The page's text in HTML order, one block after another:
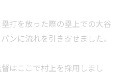
打を放った際の塁上での大谷
ンに流れを引き寄せました。
はここで村上を採用しまし